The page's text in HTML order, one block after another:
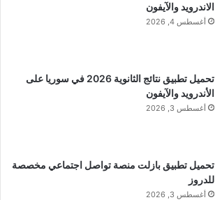
الاندرويد والآيفون
أغسطس 4, 2026
تحميل تطبيق نتائج الثانوية 2026 في سوريا على
الأندرويد والآيفون
أغسطس 3, 2026
تحميل تطبيق بازلت منصة تواصل اجتماعي مخصصة
للدروز
أغسطس 3, 2026